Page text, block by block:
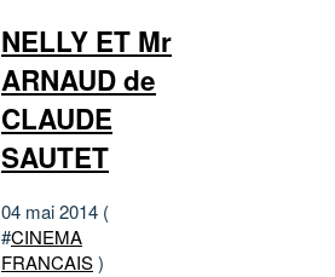
NELLY ET Mr
ARNAUD de
CLAUDE
SAUTET
04 mai 2014 (
#CINEMA
FRANCAIS)